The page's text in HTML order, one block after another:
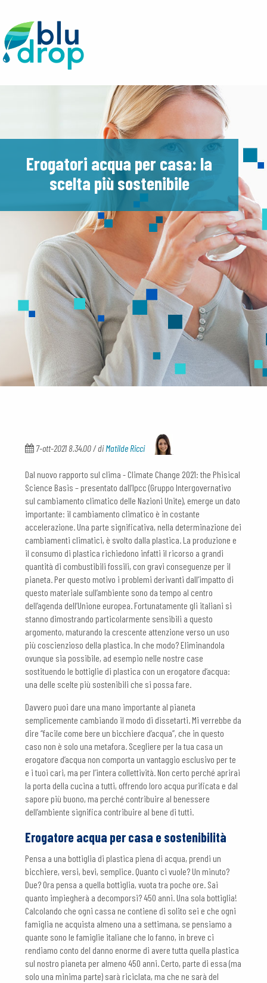
Erogatori acqua per casa: la
scelta più sostenibile
7-ott-2021 8.34.00 / diMatilde Ricci
Dal nuovo rapporto sul clima - Climate Change 2021: the Phisical
Science Basis – presentato dall’Ipcc (Gruppo Intergovernativo
sul cambiamento climatico delle Nazioni Unite), emerge un dato
importante: il cambiamento climatico è in costante
accelerazione. Una parte significativa, nella determinazione dei
cambiamenti climatici, è svolto dalla plastica. La produzione e
il consumo di plastica richiedono infatti il ricorso a grandi
quantità di combustibili fossili, con gravi conseguenze per il
pianeta. Per questo motivo i problemi derivanti dall’impatto di
questo materiale sull’ambiente sono da tempo al centro
dell’agenda dell’Unione europea. Fortunatamente gli italiani si
stanno dimostrando particolarmente sensibili a questo
argomento, maturando la crescente attenzione verso un uso
più coscienzioso della plastica. In che modo? Eliminandola
ovunque sia possibile, ad esempio nelle nostre case
sostituendo le bottiglie di plastica con un erogatore d’acqua:
una delle scelte più sostenibili che si possa fare.
Davvero puoi dare una mano importante al pianeta
semplicemente cambiando il modo di dissetarti. Mi verrebbe da
dire “facile come bere un bicchiere d’acqua”, che in questo
caso non è solo una metafora. Scegliere per la tua casa un
erogatore d’acqua non comporta un vantaggio esclusivo per te
e i tuoi cari, ma per l’intera collettività. Non certo perché aprirai
la porta della cucina a tutti, offrendo loro acqua purificata e dal
sapore più buono, ma perché contribuire al benessere
dell’ambiente significa contribuire al bene di tutti.
Erogatore acqua per casa e sostenibilità
Pensa a una bottiglia di plastica piena di acqua, prendi un
bicchiere, versi, bevi, semplice. Quanto ci vuole? Un minuto?
Due? Ora pensa a quella bottiglia, vuota tra poche ore. Sai
quanto impiegherà a decomporsi? 450 anni. Una sola bottiglia!
Calcolando che ogni cassa ne contiene di solito sei e che ogni
famiglia ne acquista almeno una a settimana, se pensiamo a
quante sono le famiglie italiane che lo fanno, in breve ci
rendiamo conto del danno enorme di avere tutta quella plastica
sul nostro pianeta per almeno 450 anni. Certo, parte di essa (ma
solo una minima parte) sarà riciclata, ma che ne sarà del